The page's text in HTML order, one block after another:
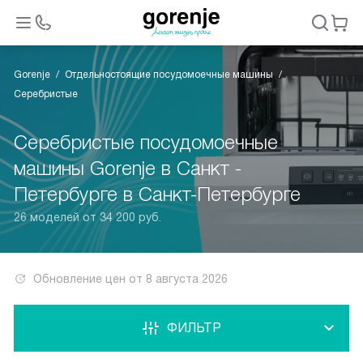
Gorenje
Отдельностоящие посудомоечные машины
Серебристые
Серебристые посудомоечные
машины Gorenje в Санкт -
Петербурге в Санкт-Петербурге
26 моделей от 34 200 руб.
Обновление цен от 8 августа 2026
ФИЛЬТР